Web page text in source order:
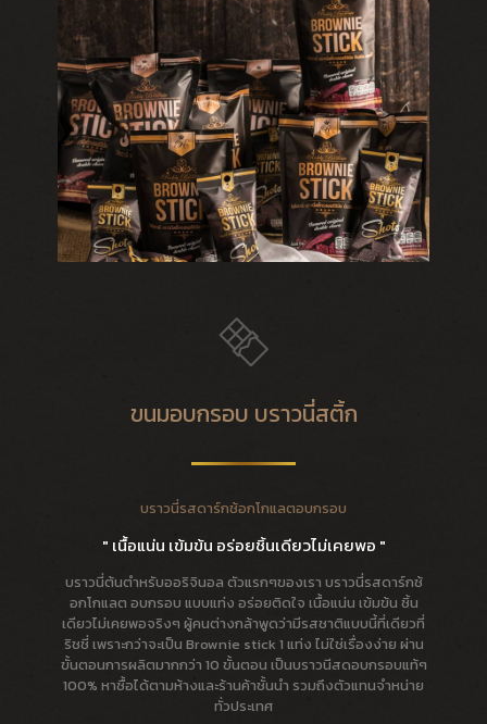
ขนมอบกรอบ บราวนี่สติ้ก
บราวนี่รสดาร์กช้อกโกแลตอบกรอบ
" เนื้อแน่น เข้มข้น อร่อยชิ้นเดียวไม่เคยพอ "
บราวนี่ต้นตำหรับออริจินอล ตัวแรกๆของเรา บราวนี่รสดาร์กช้
อกโกแลต อบกรอบ แบบแท่ง อร่อยติดใจ เนื้อแน่น เข้มข้น ชิ้น
เดียวไม่เคยพอจริงๆ ผู้คนต่างกล้าพูดว่ามีรสชาติแบบนี้ที่เดียวที่
ริชชี่ เพราะกว่าจะเป็น Brownie stick 1 แท่ง ไม่ใช่เรื่องง่าย ผ่าน
ขั้นตอนการผลิตมากกว่า 10 ขั้นตอน เป็นบราวนีสดอบกรอบแท้ๆ
100% หาซื้อได้ตามห้างและร้านค้าชั้นนำ รวมถึงตัวแทนจำหน่าย
ทั่วประเทศ